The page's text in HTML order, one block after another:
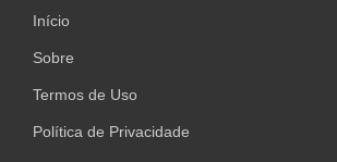
Início
Sobre
Termos de Uso
Política de Privacidade